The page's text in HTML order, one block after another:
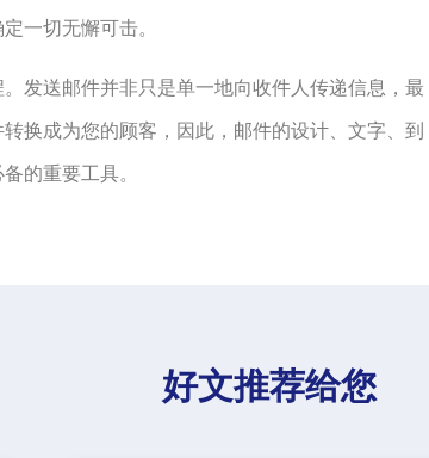
一切无懈可击。
发送邮件并非只是单一地向收件人传递信息，最
换成为您的顾客，因此，邮件的设计、文字、到
的重要工具。
好文推荐给您